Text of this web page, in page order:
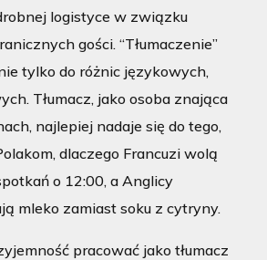
logistyce w związku
gości. “Tłumaczenie”
tylko do różnic językowych,
Tłumacz, jako osoba znająca
najlepiej nadaje się do tego,
dlaczego Francuzi wolą
o 12:00, a Anglicy
mleko zamiast soku z cytryny.
pracować jako tłumacz